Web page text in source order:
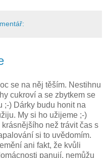
se na něj těším. Nestihnu
cukroví a se zbytkem se
;-) Dárky budu honit na
My si ho užijeme ;-)
než trávit čas s
si to uvědomím.
ani fakt, že kvůli
panují, nemůžu